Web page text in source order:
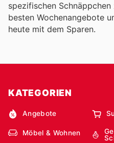
spezifischen
besten Wochenangebote
heute mit dem Sparen.
KATEGORIEN
Angebote
Möbel & Wohnen